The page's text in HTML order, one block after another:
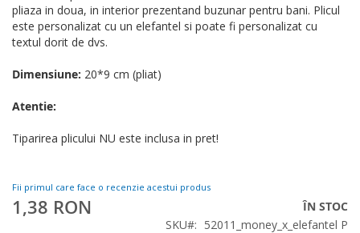
pliaza in doua, in interior prezentand buzunar pentru bani. Plicul
este personalizat cu un elefantel si poate fi personalizat cu
textul dorit de dvs.
Dimensiune: 20*9 cm (pliat)
Atentie:
Tiparirea plicului NU este inclusa in pret!
Fii primul care face o recenzie acestui produs
1,38 RON
ÎN STOC
SKU
52011_money_x_elefantel P
the
images
gallery